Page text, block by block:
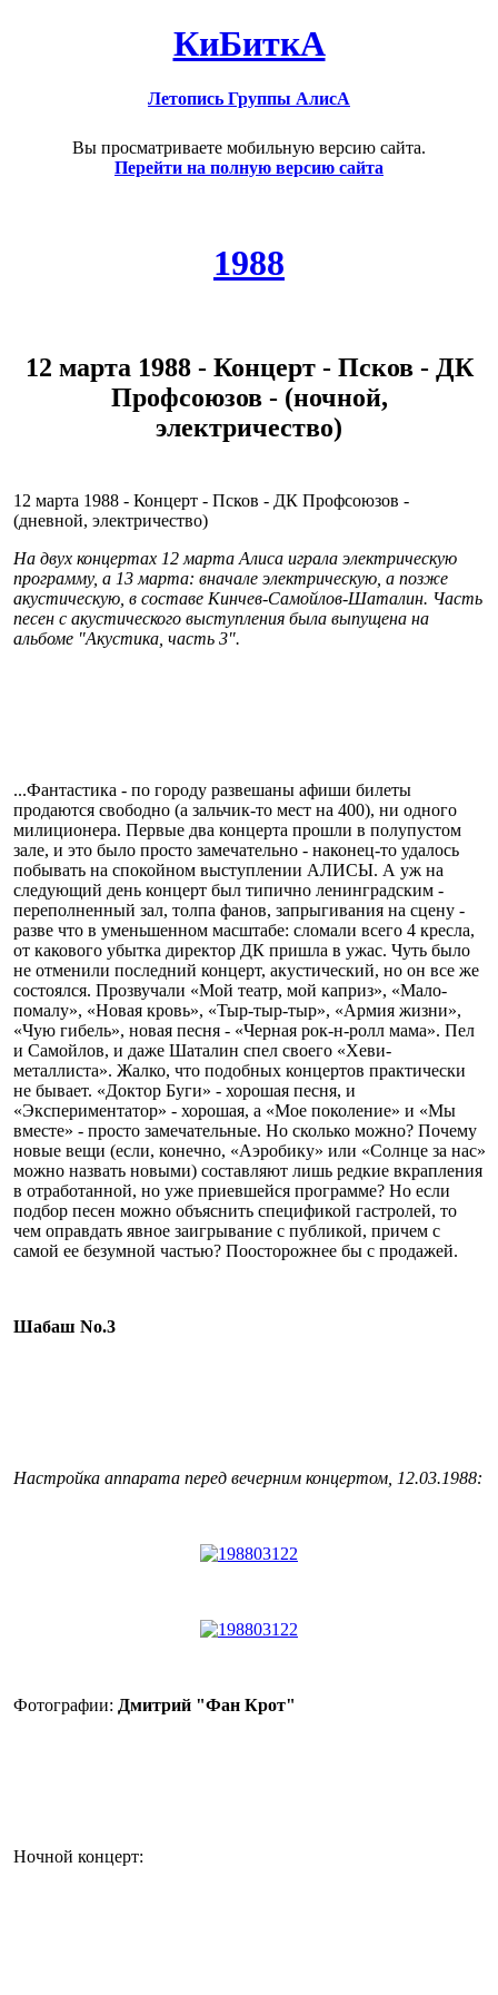
КиБиткА
Летопись Группы АлисА
Вы просматриваете мобильную версию сайта.
Перейти на полную версию сайта
1988
12 марта 1988 - Концерт - Псков - ДК
Профсоюзов - (ночной,
электричество)
12 марта 1988 - Концерт - Псков - ДК Профсоюзов -
(дневной, электричество)
На двух концертах 12 марта Алиса играла электрическую
программу, а 13 марта: вначале электрическую, а позже
акустическую, в составе Кинчев-Самойлов-Шаталин. Часть
песен с акустического выступления была выпущена на
альбоме "Акустика, часть 3".
...Фантастика - по городу развешаны афиши билеты
продаются свободно (а зальчик-то мест на 400), ни одного
милиционера. Первые два концерта прошли в полупустом
зале, и это было просто замечательно - наконец-то удалось
побывать на спокойном выступлении АЛИСЫ. А уж на
следующий день концерт был типично ленинградским -
переполненный зал, толпа фанов, запрыгивания на сцену -
разве что в уменьшенном масштабе: сломали всего 4 кресла,
от какового убытка директор ДК пришла в ужас. Чуть было
не отменили последний концерт, акустический, но он все же
состоялся. Прозвучали «Мой театр, мой каприз», «Мало-
помалу», «Новая кровь», «Тыр-тыр-тыр», «Армия жизни»,
«Чую гибель», новая песня - «Черная рок-н-ролл мама». Пел
и Самойлов, и даже Шаталин спел своего «Хеви-
металлиста». Жалко, что подобных концертов практически
не бывает. «Доктор Буги» - хорошая песня, и
«Экспериментатор» - хорошая, а «Мое поколение» и «Мы
вместе» - просто замечательные. Но сколько можно? Почему
новые вещи (если, конечно, «Аэробику» или «Солнце за нас»
можно назвать новыми) составляют лишь редкие вкрапления
в отработанной, но уже приевшейся программе? Но если
подбор песен можно объяснить спецификой гастролей, то
чем оправдать явное заигрывание с публикой, причем с
самой ее безумной частью? Поосторожнее бы с продажей.
Шабаш No.3
Настройка аппарата перед вечерним концертом, 12.03.1988:
Фотографии: Дмитрий "Фан Крот"
Ночной концерт: